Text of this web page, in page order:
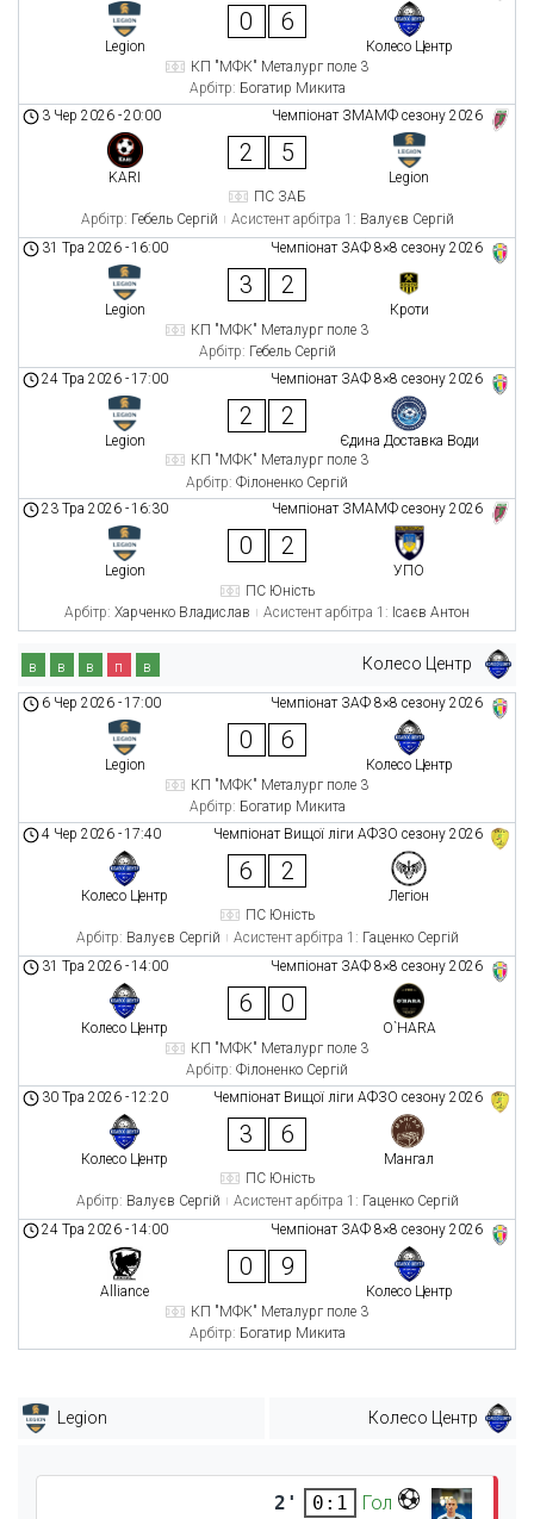
Legion
0 6
Колесо Центр
КП "МФК" Металург поле 3
Арбітр: Богатир Микита
Чемпіонат ЗМАМФ сезону 2026
3 Чер 2026 -20:00
KARI
2 5
Legion
ПС ЗАБ
Арбітр: Гебель Сергій Асистент арбітра 1: Валуєв Сергій
Чемпіонат ЗАФ 8×8 сезону 2026
31 Тра 2026 -16:00
Legion
3 2
Кроти
КП "МФК" Металург поле 3
Арбітр: Гебель Сергій
Чемпіонат ЗАФ 8×8 сезону 2026
24 Тра 2026 -17:00
Legion
2 2
Єдина Доставка Води
КП "МФК" Металург поле 3
Арбітр: Філоненко Сергій
Чемпіонат ЗМАМФ сезону 2026
23 Тра 2026 -16:30
Legion
0 2
УПО
ПС Юність
Арбітр: Харченко Владислав Асистент арбітра 1: Ісаєв Антон
Колесо Центр
в в в п в
Чемпіонат ЗАФ 8×8 сезону 2026
6 Чер 2026 -17:00
Legion
0 6
Колесо Центр
КП "МФК" Металург поле 3
Арбітр: Богатир Микита
Чемпіонат Вищої ліги АФЗО сезону 2026
4 Чер 2026 -17:40
Колесо Центр
6 2
Легіон
ПС Юність
Арбітр: Валуєв Сергій Асистент арбітра 1: Гаценко Сергій
Чемпіонат ЗАФ 8×8 сезону 2026
31 Тра 2026 -14:00
Колесо Центр
6 0
O`HARA
КП "МФК" Металург поле 3
Арбітр: Філоненко Сергій
Чемпіонат Вищої ліги АФЗО сезону 2026
30 Тра 2026 -12:20
Колесо Центр
3 6
Мангал
ПС Юність
Арбітр: Валуєв Сергій Асистент арбітра 1: Гаценко Сергій
Чемпіонат ЗАФ 8×8 сезону 2026
24 Тра 2026 -14:00
Alliance
0 9
Колесо Центр
КП "МФК" Металург поле 3
Арбітр: Богатир Микита
Legion Колесо Центр
2' 0:1
Гол